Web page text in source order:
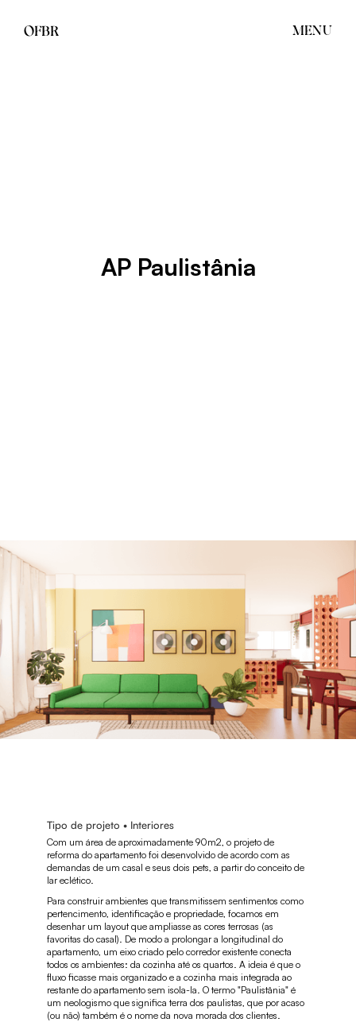
OFBR MENU
AP Paulistânia
Tipo de projeto • Interiores
Com um área de aproximadamente 90m2, o projeto de
reforma do apartamento foi desenvolvido de acordo com as
demandas de um casal e seus dois pets, a partir do conceito de
lar eclético.
Para construir ambientes que transmitissem sentimentos como
pertencimento, identificação e propriedade, focamos em
desenhar um layout que ampliasse as cores terrosas (as
favoritas do casal). De modo a prolongar a longitudinal do
apartamento, um eixo criado pelo corredor existente conecta
todos os ambientes: da cozinha até os quartos. A ideia é que o
fluxo ficasse mais organizado e a cozinha mais integrada ao
restante do apartamento sem isola-la. O termo "Paulistânia" é
um neologismo que significa terra dos paulistas, que por acaso
(ou não) também é o nome da nova morada dos clientes.